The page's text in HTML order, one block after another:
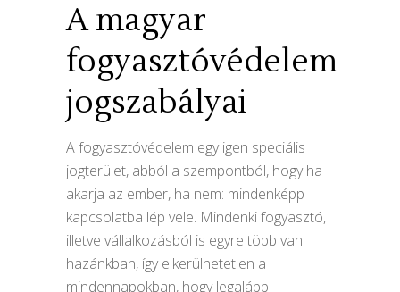
A magyar
fogyasztóvédelem
jogszabályai
A fogyasztóvédelem egy igen speciális
jogterület, abból a szempontból, hogy ha
akarja az ember, ha nem: mindenképp
kapcsolatba lép vele. Mindenki fogyasztó,
illetve vállalkozásból is egyre több van
hazánkban, így elkerülhetetlen a
mindennapokban, hogy legalább